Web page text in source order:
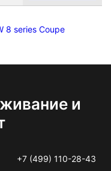
8 series Coupe
и
+7 (499) 110-28-43